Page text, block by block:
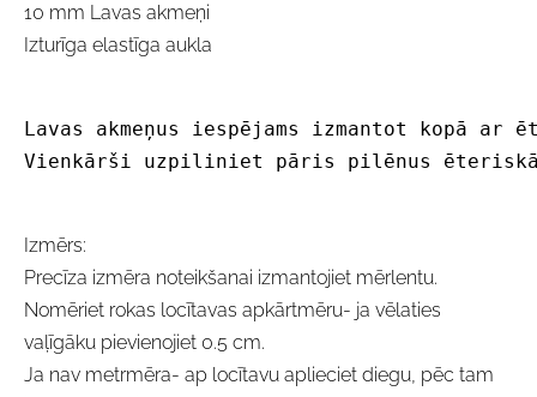
10 mm Lavas akmeņi
Izturīga elastīga aukla
Lavas akmeņus iespējams izmantot kopā
Vienkārši uzpiliniet pāris pilēnus
Izmērs:
Precīza izmēra noteikšanai izmantojiet mērlentu.
Nomēriet rokas locītavas apkārtmēru- ja vēlaties
vaļīgāku pievienojiet 0.5 cm.
Ja nav metrmēra- ap locītavu aplieciet diegu, pēc tam